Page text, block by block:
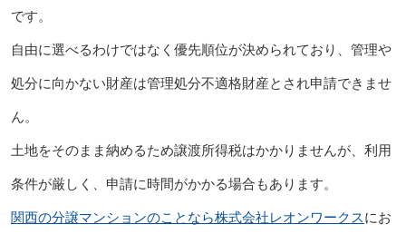
です。
自由に選べるわけではなく優先順位が決められており、管理や
処分に向かない財産は管理処分不適格財産とされ申請できませ
ん。
土地をそのまま納めるため譲渡所得税はかかりませんが、利用
条件が厳しく、申請に時間がかかる場合もあります。
関西の分譲マンションのことなら株式会社レオンワークスにお